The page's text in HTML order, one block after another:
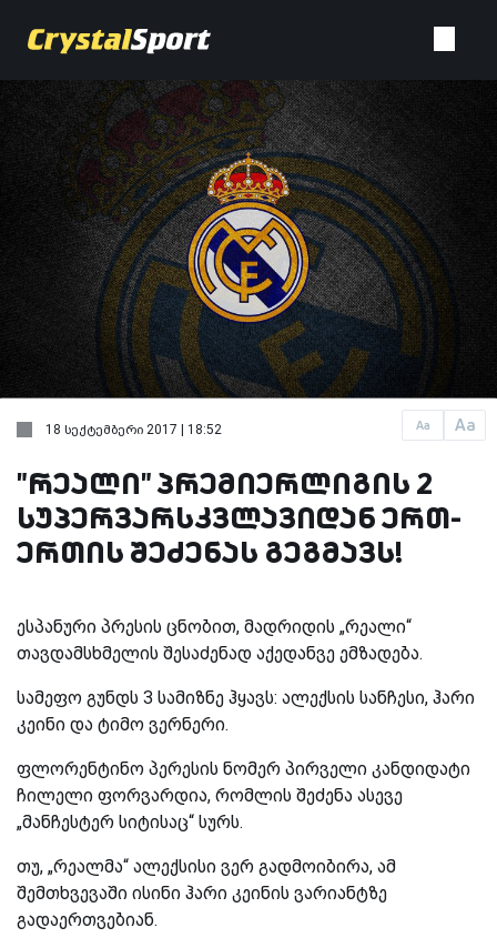
Aa Aa
18 სექტემბერი 2017 | 18:52
"რეალი" პრემიერლიგის 2
სუპერვარსკვლავიდან ერთ-
ერთის შეძენას გეგმავს!
ესპანური პრესის ცნობით, მადრიდის „რეალი“
თავდამსხმელის შესაძენად აქედანვე ემზადება.
სამეფო გუნდს 3 სამიზნე ჰყავს: ალექსის სანჩესი, ჰარი
კეინი და ტიმო ვერნერი.
ფლორენტინო პერესის ნომერ პირველი კანდიდატი
ჩილელი ფორვარდია, რომლის შეძენა ასევე
„მანჩესტერ სიტისაც“ სურს.
თუ, „რეალმა“ ალექსისი ვერ გადმოიბირა, ამ
შემთხვევაში ისინი ჰარი კეინის ვარიანტზე
გადაერთვებიან.